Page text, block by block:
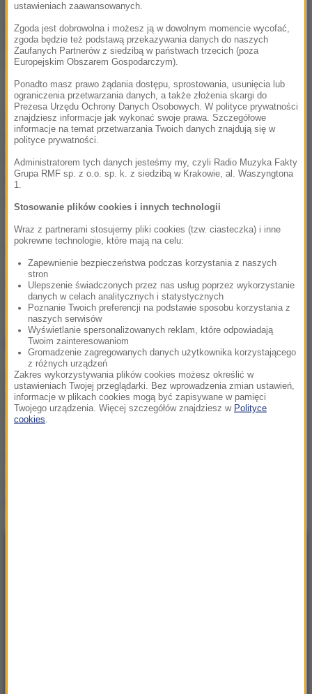
Jużnosachalińsku na wyspie Sachalin na Pacyfiku, na
północnym zachodzie w Murmańsku nad Morzem
Barentsa oraz na Krymie w Symferopolu nad Morzem
Czarnym.
W bazach będą organizowane i planowane operacje
antyterrorystyczne na terenie Rosji i na jej wodach
terytorialnych, a także "na innych terytoriach
morskich" - głosi komunikat, jaki otrzymały rosyjskie
media.
(mn)
Źródło: RMF24/PAP
Tagi:Władimir Putin
NAJWAŻNIEJSZE FAKTY
GKS Katowice w
nieciekawej sytuacji przed
rewanżem z Izraelczykami
ustawieniach zaawansowanych.
Zgoda jest dobrowolna i możesz ją w dowolnym momencie wycofać,
zgoda będzie też podstawą przekazywania danych do naszych
Zaufanych Partnerów z siedzibą w państwach trzecich (poza
Europejskim Obszarem Gospodarczym).
Ponadto masz prawo żądania dostępu, sprostowania, usunięcia lub
ograniczenia przetwarzania danych, a także złożenia skargi do
Prezesa Urzędu Ochrony Danych Osobowych. W polityce prywatności
znajdziesz informacje jak wykonać swoje prawa. Szczegółowe
informacje na temat przetwarzania Twoich danych znajdują się w
polityce prywatności.
Administratorem tych danych jesteśmy my, czyli Radio Muzyka Fakty
Grupa RMF sp. z o.o. sp. k. z siedzibą w Krakowie, al. Waszyngtona
1.
Stosowanie plików cookies i innych technologii
Wraz z partnerami stosujemy pliki cookies (tzw. ciasteczka) i inne
pokrewne technologie, które mają na celu:
Zapewnienie bezpieczeństwa podczas korzystania z naszych
stron
Ulepszenie świadczonych przez nas usług poprzez wykorzystanie
danych w celach analitycznych i statystycznych
Poznanie Twoich preferencji na podstawie sposobu korzystania z
naszych serwisów
Wyświetlanie spersonalizowanych reklam, które odpowiadają
Twoim zainteresowaniom
Gromadzenie zagregowanych danych użytkownika korzystającego
z różnych urządzeń
Zakres wykorzystywania plików cookies możesz określić w
ustawieniach Twojej przeglądarki. Bez wprowadzenia zmian ustawień,
informacje w plikach cookies mogą być zapisywane w pamięci
Twojego urządzenia. Więcej szczegółów znajdziesz w Polityce
cookies